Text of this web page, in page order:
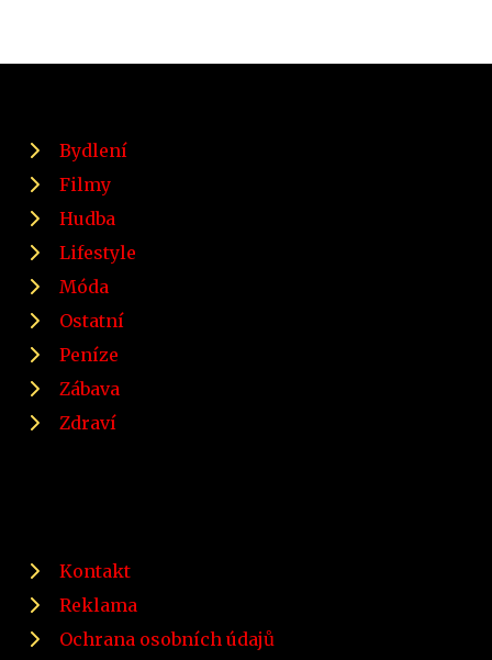
Bydlení
Filmy
Hudba
Lifestyle
Móda
Ostatní
Peníze
Zábava
Zdraví
Kontakt
Reklama
Ochrana osobních údajů